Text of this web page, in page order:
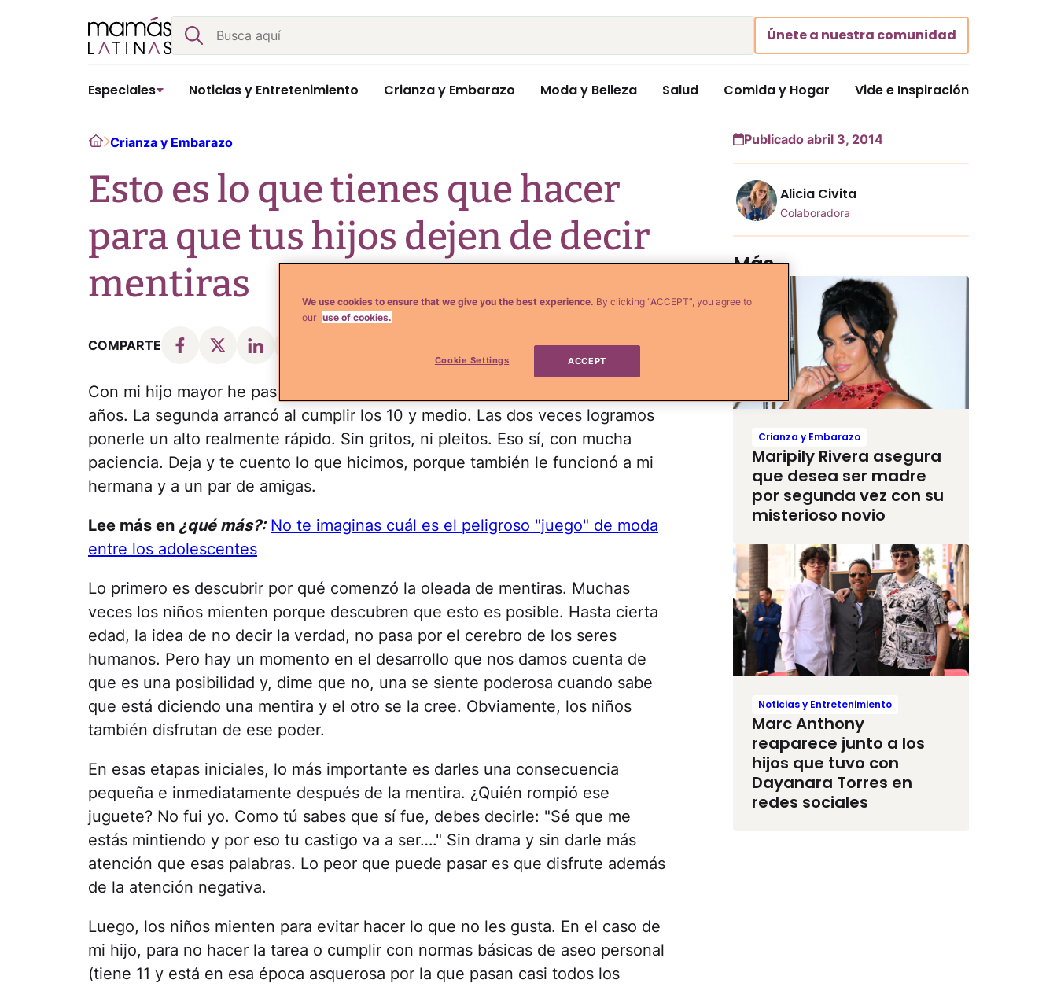
Buscar
Únete a nuestra comunidad
Especiales Noticias y Entretenimiento Crianza y Embarazo Moda y Belleza Salud Comida y Hogar Vide e Inspiración
HomeCrianza y Embarazo
Esto es lo que tienes que hacer
para que tus hijos dejen de decir
mentiras
COMPARTE
Con mi hijo mayor he pasado ya dos etapas de mentiras. Primero fue a los 6
años. La segunda arrancó al cumplir los 10 y medio. Las dos veces logramos
ponerle un alto realmente rápido. Sin gritos, ni pleitos. Eso sí, con mucha
paciencia. Deja y te cuento lo que hicimos, porque también le funcionó a mi
hermana y a un par de amigas.
Lee más en ¿qué más?: No te imaginas cuál es el peligroso "juego" de moda
entre los adolescentes
Lo primero es descubrir por qué comenzó la oleada de mentiras. Muchas
veces los niños mienten porque descubren que esto es posible. Hasta cierta
edad, la idea de no decir la verdad, no pasa por el cerebro de los seres
humanos. Pero hay un momento en el desarrollo que nos damos cuenta de
que es una posibilidad y, dime que no, una se siente poderosa cuando sabe
que está diciendo una mentira y el otro se la cree. Obviamente, los niños
también disfrutan de ese poder.
En esas etapas iniciales, lo más importante es darles una consecuencia
pequeña e inmediatamente después de la mentira. ¿Quién rompió ese
juguete? No fui yo. Como tú sabes que sí fue, debes decirle: "Sé que me
estás mintiendo y por eso tu castigo va a ser…." Sin drama y sin darle más
atención que esas palabras. Lo peor que puede pasar es que disfrute además
de la atención negativa.
Luego, los niños mienten para evitar hacer lo que no les gusta. En el caso de
mi hijo, para no hacer la tarea o cumplir con normas básicas de aseo personal
(tiene 11 y está en esa época asquerosa por la que pasan casi todos los
Publicado abril 3, 2014
Alicia Civita
Colaboradora
Más...
Crianza y Embarazo
Maripily Rivera asegura
que desea ser madre
por segunda vez con su
misterioso novio
Noticias y Entretenimiento
Marc Anthony
reaparece junto a los
hijos que tuvo con
Dayanara Torres en
redes sociales
We use cookies to ensure that we give you the best experience. By clicking “ACCEPT”, you agree to
our use of cookies.
Cookie Settings ACCEPT